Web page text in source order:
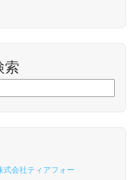
索
会社ティアフォー